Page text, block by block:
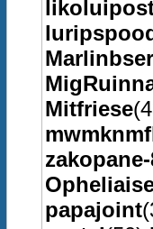
Mitfriese
papajoint